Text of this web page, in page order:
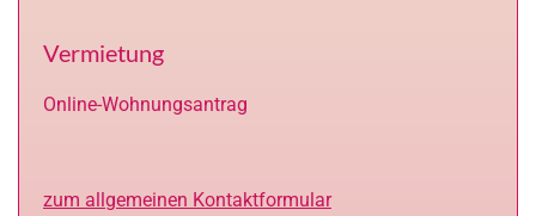
Vermietung
Online-Wohnungsantrag
zum allgemeinen Kontaktformular